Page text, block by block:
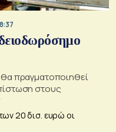
πραγματοποιηθεί
στους